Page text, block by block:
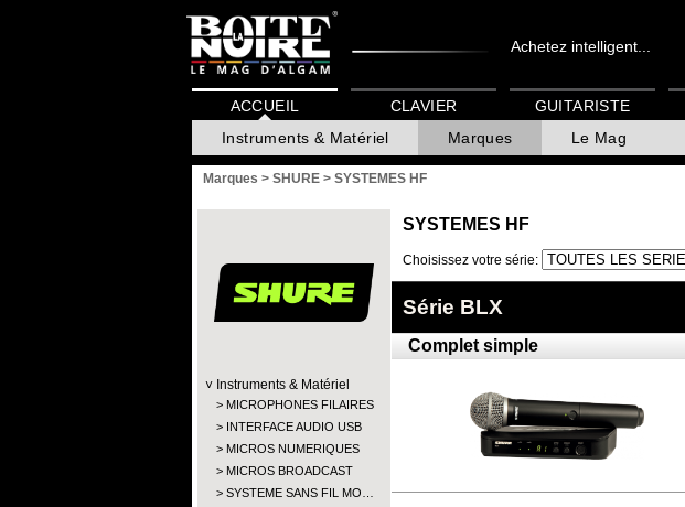
Achetez intelligent...
ACCUEIL
Instruments & Matériel
Marques Le Mag
CLAVIER GUITARISTE
Marques > SHURE > SYSTEMES HF
Instruments & Matériel
MICROPHONES FILAIRES
INTERFACE AUDIO USB
MICROS NUMERIQUES
MICROS BROADCAST
SYSTEME SANS FIL MO…
SYSTEMES HF
Choisissez votre série:
Série BLX
Complet simple